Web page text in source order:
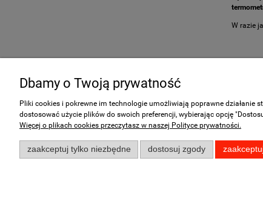
W razie
Zwroty i reklamacje
Twoje zamówienia
Przechowalnia
Dbamy o Twoją prywatność
Pliki cookies i pokrewne im technologie umożliwiają poprawne
dostosować użycie plików do swoich preferencji, wybierając opcję
Więcej o plikach cookies przeczytasz w naszej Polityce prywatności.
zaakceptuj tylko niezbędne dostosuj zgody